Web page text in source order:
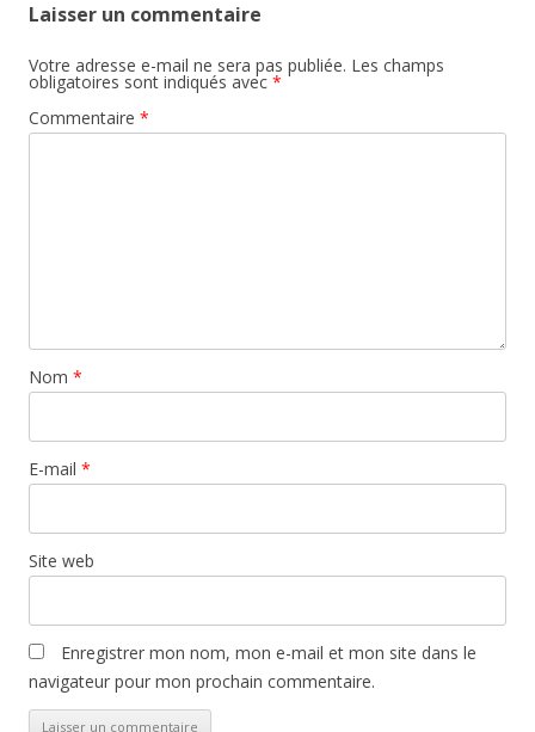
Laisser un commentaire
Votre adresse e-mail ne sera pas publiée. Les champs
obligatoires sont indiqués avec *
Commentaire *
Nom *
E-mail *
Site web
Enregistrer mon nom, mon e-mail et mon site dans le
navigateur pour mon prochain commentaire.